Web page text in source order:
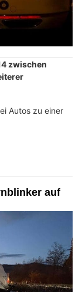
zwischen
Autos zu einer
auf